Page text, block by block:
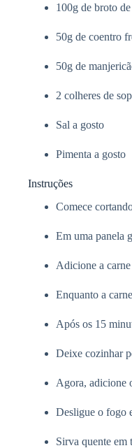
100g de broto
50g de coentro
50g de
2 colheres de
Sal a gosto
Pimenta a gosto
Instruções
Comece
Em uma panela
Adicione a
Enquanto a
Após os 15
Deixe cozinhar
Agora, adicione
Desligue o fogo
Sirva quente em